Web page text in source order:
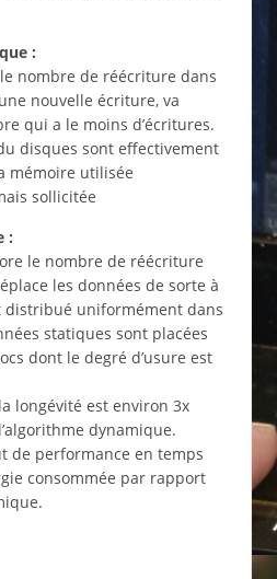
:
nombre de réécriture dans
nouvelle écriture, va
qui a le moins d’écritures.
disques sont effectivement
mémoire utilisée
sollicitée
:
le nombre de réécriture
les données de sorte à
distribué uniformément dans
statiques sont placées
dont le degré d’usure est
longévité est environ 3x
dynamique.
de performance en temps
consommée par rapport